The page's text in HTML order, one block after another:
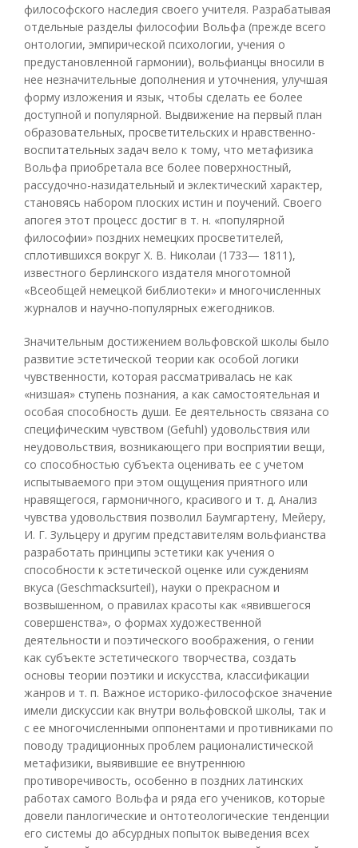
философского наследия своего учителя. Разрабатывая
отдельные разделы философии Вольфа (прежде всего
онтологии, эмпирической психологии, учения о
предустановленной гармонии), вольфианцы вносили в
нее незначительные дополнения и уточнения, улучшая
форму изложения и язык, чтобы сделать ее более
доступной и популярной. Выдвижение на первый план
образовательных, просветительских и нравственно-
воспитательных задач вело к тому, что метафизика
Вольфа приобретала все более поверхностный,
рассудочно-назидательный и эклектический характер,
становясь набором плоских истин и поучений. Своего
апогея этот процесс достиг в т. н. «популярной
философии» поздних немецких просветителей,
сплотившихся вокруг X. В. Николаи (1733— 1811),
известного берлинского издателя многотомной
«Всеобщей немецкой библиотеки» и многочисленных
журналов и научно-популярных ежегодников.
Значительным достижением вольфовской школы было
развитие эстетической теории как особой логики
чувственности, которая рассматривалась не как
«низшая» ступень познания, а как самостоятельная и
особая способность души. Ее деятельность связана со
специфическим чувством (Gefuhl) удовольствия или
неудовольствия, возникающего при восприятии вещи,
со способностью субъекта оценивать ее с учетом
испытываемого при этом ощущения приятного или
нравящегося, гармоничного, красивого и т. д. Анализ
чувства удовольствия позволил Баумгартену, Мейеру,
И. Г. Зульцеру и другим представителям вольфианства
разработать принципы эстетики как учения о
способности к эстетической оценке или суждениям
вкуса (Geschmacksurteil), науки о прекрасном и
возвышенном, о правилах красоты как «явившегося
совершенства», о формах художественной
деятельности и поэтического воображения, о гении
как субъекте эстетического творчества, создать
основы теории поэтики и искусства, классификации
жанров и т. п. Важное историко-философское значение
имели дискуссии как внутри вольфовской школы, так и
с ее многочисленными оппонентами и противниками по
поводу традиционных проблем рационалистической
метафизики, выявившие ее внутреннюю
противоречивость, особенно в поздних латинских
работах самого Вольфа и ряда его учеников, которые
довели панлогические и онтотеологические тенденции
его системы до абсурдных попыток выведения всех